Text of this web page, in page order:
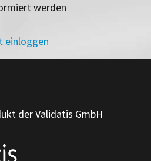
werden
einloggen
der Validatis GmbH